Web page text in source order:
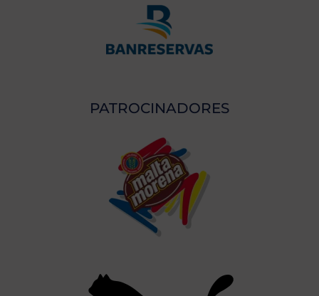
PATROCINADORES